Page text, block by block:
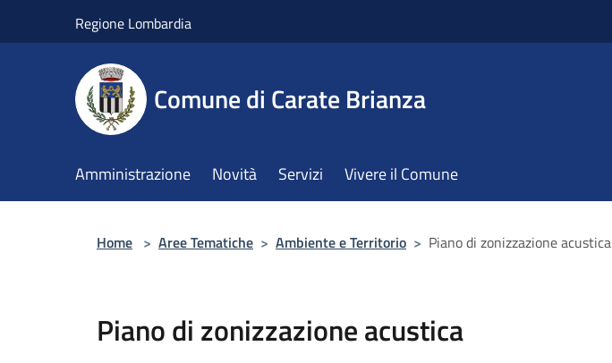
Regione Lombardia
Comune di Carate Brianza
Amministrazione Novità Servizi Vivere il Comune
Home > Aree Tematiche > Ambiente e Territorio > Piano di zonizzazione acustica
Piano di zonizzazione acustica